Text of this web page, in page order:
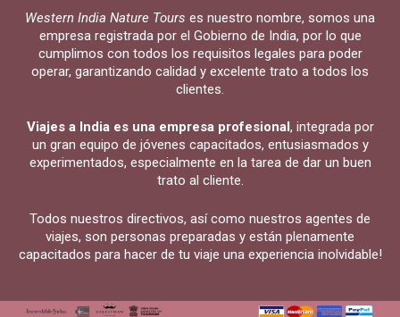
Western India Nature Tours es nuestro nombre, somos una
empresa registrada por el Gobierno de India, por lo que
cumplimos con todos los requisitos legales para poder
operar, garantizando calidad y excelente trato a todos los
clientes.
Viajes a India es una empresa profesional, integrada por
un gran equipo de jóvenes capacitados, entusiasmados y
experimentados, especialmente en la tarea de dar un buen
trato al cliente.
Todos nuestros directivos, así como nuestros agentes de
viajes, son personas preparadas y están plenamente
capacitados para hacer de tu viaje una experiencia inolvidable!